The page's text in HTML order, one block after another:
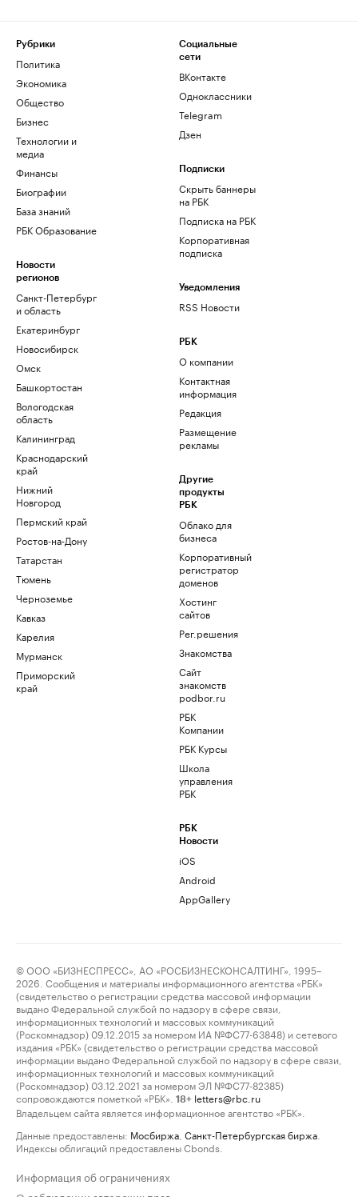
Рубрики
Политика
Экономика
Общество
Бизнес
Технологии и
медиа
Финансы
Биографии
База знаний
РБК Образование
Новости
регионов
Санкт-Петербург
и область
Екатеринбург
Новосибирск
Омск
Башкортостан
Вологодская
область
Калининград
Краснодарский
край
Нижний
Новгород
Пермский край
Ростов-на-Дону
Татарстан
Тюмень
Черноземье
Кавказ
Карелия
Мурманск
Приморский
край
Социальные
сети
ВКонтакте
Одноклассники
Telegram
Дзен
Подписки
Скрыть баннеры
на РБК
Подписка на РБК
Корпоративная
подписка
Уведомления
RSS Новости
РБК
О компании
Контактная
информация
Редакция
Размещение
рекламы
Другие
продукты
РБК
Облако для
бизнеса
Корпоративный
регистратор
доменов
Хостинг
сайтов
Рег.решения
Знакомства
Сайт
знакомств
podbor.ru
РБК
Компании
РБК Курсы
Школа
управления
РБК
РБК
Новости
iOS
Android
AppGallery
© ООО «БИЗНЕСПРЕСС», АО «РОСБИЗНЕСКОНСАЛТИНГ», 1995–
2026. Сообщения и материалы информационного агентства «РБК»
(свидетельство о регистрации средства массовой информации
выдано Федеральной службой по надзору в сфере связи,
информационных технологий и массовых коммуникаций
(Роскомнадзор) 09.12.2015 за номером ИА №ФС77-63848) и сетевого
издания «РБК» (свидетельство о регистрации средства массовой
информации выдано Федеральной службой по надзору в сфере связи,
информационных технологий и массовых коммуникаций
(Роскомнадзор) 03.12.2021 за номером ЭЛ №ФС77-82385)
сопровождаются пометкой «РБК».
18+ letters@rbc.ru
Владельцем сайта является информационное агентство «РБК».
Данные предоставлены: Мосбиржа Санкт-Петербургская биржа
Индексы облигаций предоставлены Cbonds.
Информация об ограничениях